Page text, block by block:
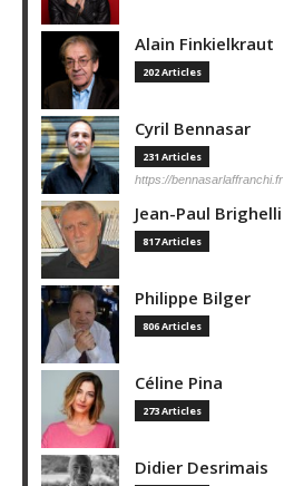
Alain Finkielkraut
202 Articles
Cyril Bennasar
231 Articles
https://bennasarlaffranchi.fr
Jean-Paul Brighelli
817 Articles
Philippe Bilger
806 Articles
Céline Pina
273 Articles
Didier Desrimais